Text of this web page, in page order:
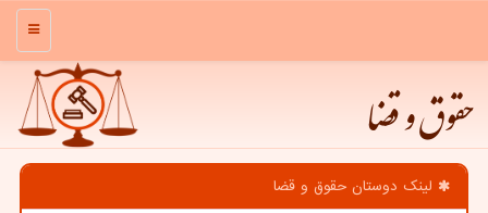
منو
حقوق و قضا
لینک دوستان حقوق و قضا